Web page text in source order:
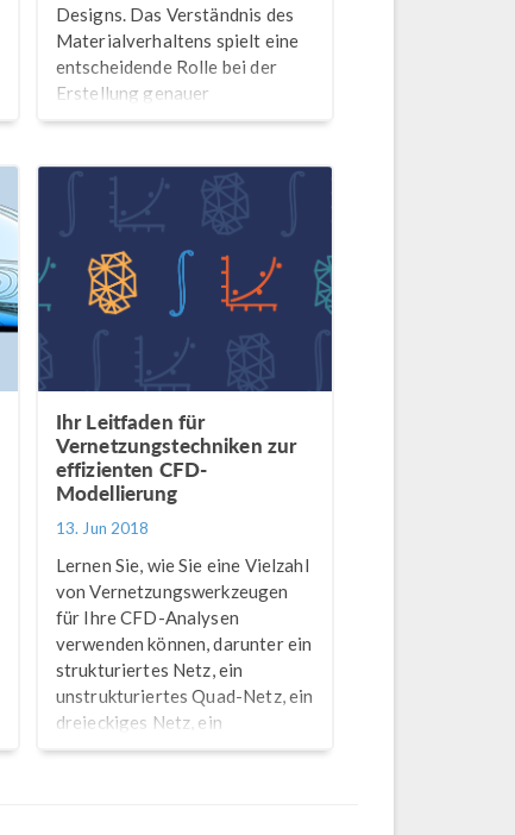
Designs. Das Verständnis des
Materialverhaltens spielt eine
entscheidende Rolle bei der
Erstellung genauer
Simulationen. Hier erfahren Sie,
Simulationen kombiniert.
Ihr Leitfaden für
Vernetzungstechniken zur
effizienten CFD-
Modellierung
13. Jun 2018
Lernen Sie, wie Sie eine Vielzahl
von Vernetzungswerkzeugen
für Ihre CFD-Analysen
verwenden können, darunter ein
strukturiertes Netz, ein
unstrukturiertes Quad-Netz, ein
dreieckiges Netz, ein
tetraedrisches Netz, ein